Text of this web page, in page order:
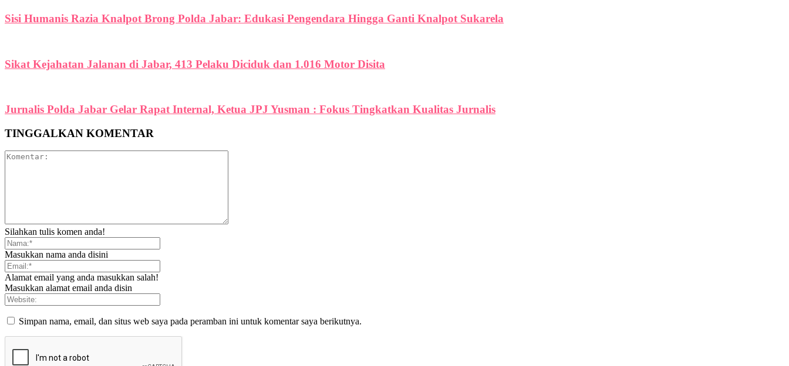
Sisi Humanis Razia Knalpot Brong Polda Jabar: Edukasi Pengendara Hingga Ganti Knalpot Sukarela
Sikat Kejahatan Jalanan di Jabar, 413 Pelaku Diciduk dan 1.016 Motor Disita
Jurnalis Polda Jabar Gelar Rapat Internal, Ketua JPJ Yusman : Fokus Tingkatkan Kualitas Jurnalis
TINGGALKAN KOMENTAR
Silahkan tulis komen anda!
Masukkan nama anda disini
Alamat email yang anda masukkan salah!
Masukkan alamat email anda disin
Simpan nama, email, dan situs web saya pada peramban ini untuk komentar saya berikutnya.